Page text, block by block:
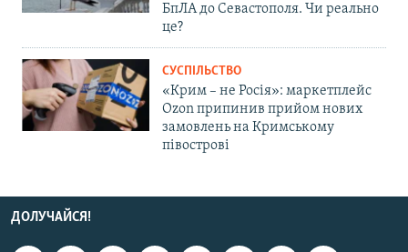
БпЛА до Севастополя. Чи реально
це?
СУСПІЛЬСТВО
«Крим – не Росія»: маркетплейс
Ozon припинив прийом нових
замовлень на Кримському
півострові
ДОЛУЧАЙСЯ!